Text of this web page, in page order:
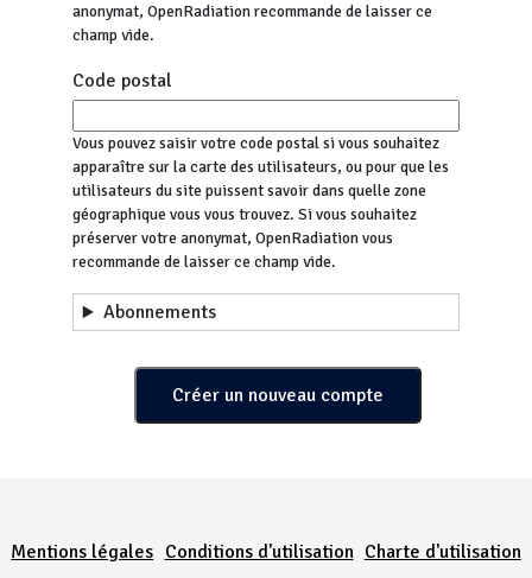
anonymat, OpenRadiation recommande de laisser ce
champ vide.
Code postal
Vous pouvez saisir votre code postal si vous souhaitez
apparaître sur la carte des utilisateurs, ou pour que les
utilisateurs du site puissent savoir dans quelle zone
géographique vous vous trouvez. Si vous souhaitez
préserver votre anonymat, OpenRadiation vous
recommande de laisser ce champ vide.
Abonnements
Mentions légales Conditions d'utilisation Charte d'utilisation